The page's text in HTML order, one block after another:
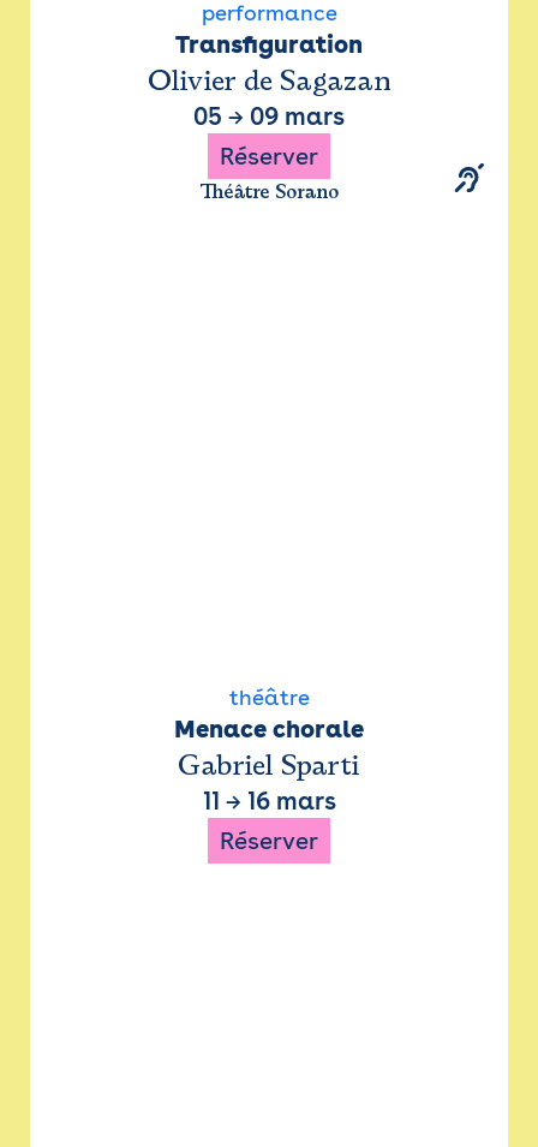
performance
Transfiguration
Olivier de Sagazan
05 → 09 mars
Réserver
Théâtre Sorano
théâtre
Menace chorale
Gabriel Sparti
11 → 16 mars
Réserver